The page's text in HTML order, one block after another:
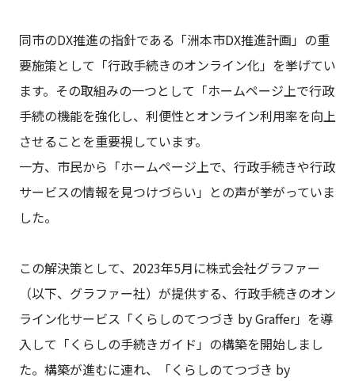
同市のDX推進の指針である「洲本市DX推進計画」の重
要施策として「行政手続きのオンライン化」を挙げてい
ます。その取組みの一つとして「ホームページ上で行政
手続の機能を強化し、利便性とオンライン利用率を向上
させることを重要視しています。
一方、市民から「ホームページ上で、行政手続きや行政
サービスの情報を見つけづらい」との声が挙がっていま
した。
この解決策として、2023年5月に株式会社グラファー
（以下、グラファー社）が提供する、行政手続きのオン
ライン化サービス「くらしのてつづき by Graffer」を導
入して「くらしの手続きガイド」の構築を開始しまし
た。構築が進むに連れ、「くらしのてつづき by